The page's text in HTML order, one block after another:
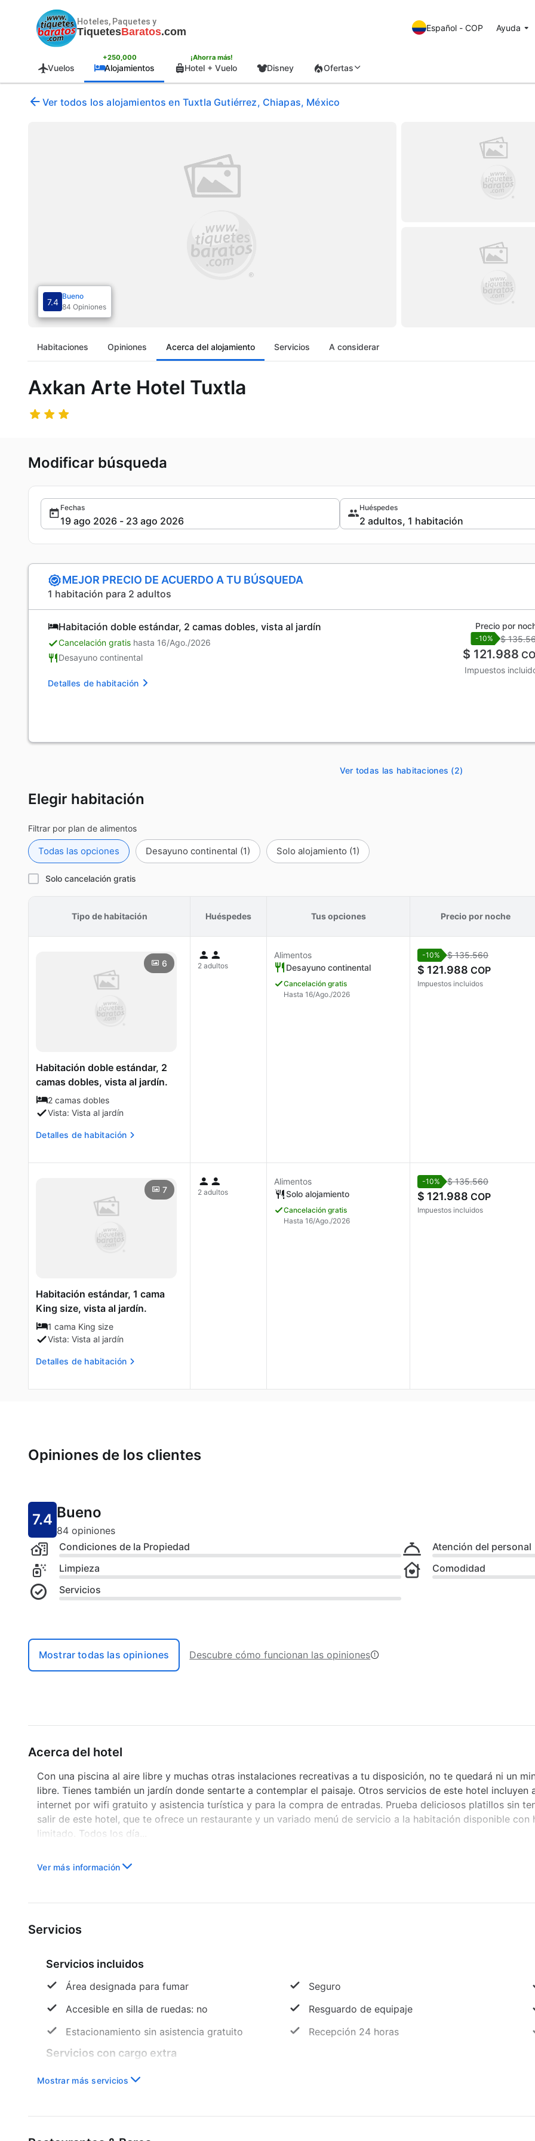
Hoteles, Paquetes y
TiquetesBaratos.com Español - COP Ayuda
Vuelos
+250,000
Alojamientos
¡Ahorra más!
Hotel + Vuelo Disney Ofertas
Ver todos los alojamientos en Tuxtla Gutiérrez, Chiapas, México
7.4
Bueno
84 Opiniones
Habitaciones Opiniones Acerca del alojamiento Servicios A considerar
Axkan Arte Hotel Tuxtla
Modificar búsqueda
Fechas Huéspedes
MEJOR PRECIO DE ACUERDO A TU BÚSQUEDA
1 habitación para 2 adultos
Habitación doble estándar, 2 camas dobles, vista al jardín
Cancelación gratis hasta 16/Ago./2026
Desayuno continental
Detalles de habitación
Precio por
-10% $
$ 121.988
Impuestos
Ver todas las habitaciones (2)
Elegir habitación
Filtrar por plan de alimentos
Todas las opciones Desayuno continental (1) Solo alojamiento (1)
Solo cancelación gratis
Tipo de habitación Huéspedes Tus opciones Precio por noche
6
Habitación doble estándar, 2
camas dobles, vista al jardín.
2 camas dobles
Vista: Vista al jardín
Detalles de habitación
2 adultos
Alimentos
Desayuno continental
Cancelación gratis
Hasta 16/Ago./2026
-10% $ 135.560
$ 121.988 COP
Impuestos incluidos
7
Habitación estándar, 1 cama
King size, vista al jardín.
1 cama King size
Vista: Vista al jardín
Detalles de habitación
2 adultos
Alimentos
Solo alojamiento
Cancelación gratis
Hasta 16/Ago./2026
-10% $ 135.560
$ 121.988 COP
Impuestos incluidos
Opiniones de los clientes
7.4 Bueno
84 opiniones
Condiciones de la Propiedad
Limpieza
Servicios
Atención del personal
Comodidad
Mostrar todas las opiniones Descubre cómo funcionan las opiniones
Acerca del hotel
Con una piscina al aire libre y muchas otras instalaciones recreativas a tu disposición, no te quedará ni un
libre. Tienes también un jardín donde sentarte a contemplar el paisaje. Otros servicios de este hotel incluyen
internet por wifi gratuito y asistencia turística y para la compra de entradas. Prueba deliciosos platillos sin
salir de este hotel, que te ofrece un restaurante y un variado menú de servicio a la habitación disponible con
limitado. Todos los día...
Ver más información
Servicios
Servicios incluidos
Área designada para fumar
Seguro
Accesible en silla de ruedas: no
Resguardo de equipaje
Estacionamiento sin asistencia gratuito
Recepción 24 horas
Servicios con cargo extra
Desayuno disponible
Mostrar más servicios